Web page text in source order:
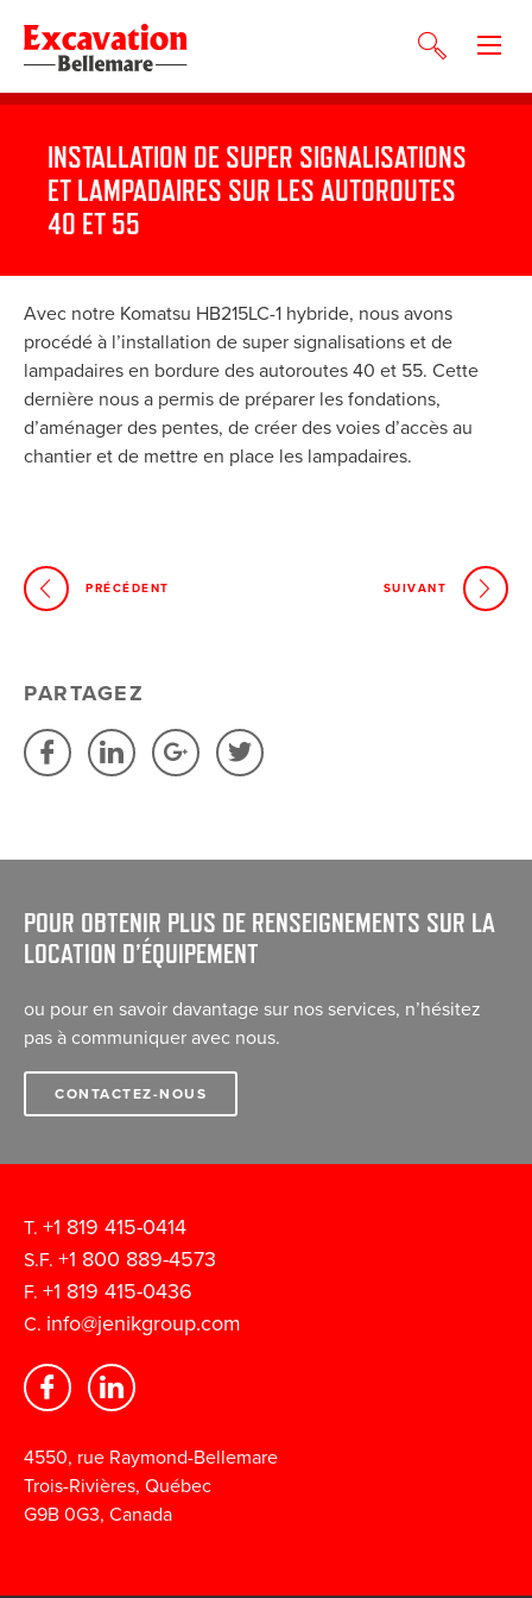
INSTALLATION DE SUPER SIGNALISATIONS
ET LAMPADAIRES SUR LES AUTOROUTES
40 ET 55
Avec notre Komatsu HB215LC-1 hybride, nous avons
procédé à l’installation de super signalisations et de
lampadaires en bordure des autoroutes 40 et 55. Cette
dernière nous a permis de préparer les fondations,
d’aménager des pentes, de créer des voies d’accès au
chantier et de mettre en place les lampadaires.
PRÉCÉDENT SUIVANT
PARTAGEZ
POUR OBTENIR PLUS DE RENSEIGNEMENTS SUR LA
LOCATION D’ÉQUIPEMENT
ou pour en savoir davantage sur nos services, n’hésitez
pas à communiquer avec nous.
CONTACTEZ-NOUS
T. +1 819 415-0414
S.F. +1 800 889-4573
F. +1 819 415-0436
C. info@jenikgroup.com
4550, rue Raymond-Bellemare
Trois-Rivières, Québec
G9B 0G3, Canada